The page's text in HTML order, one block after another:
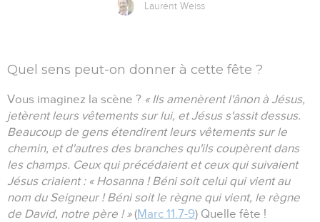
Laurent Weiss
Quel sens peut-on donner à cette fête ?
Vous imaginez la scène ? « Ils amenèrent l'ânon à Jésus,
jetèrent leurs vêtements sur lui, et Jésus s'assit dessus.
Beaucoup de gens étendirent leurs vêtements sur le
chemin, et d'autres des branches qu'ils coupèrent dans
les champs. Ceux qui précédaient et ceux qui suivaient
Jésus criaient : « Hosanna ! Béni soit celui qui vient au
nom du Seigneur ! Béni soit le règne qui vient, le règne
de David, notre père ! »(Marc 11.7-9) Quelle fête !